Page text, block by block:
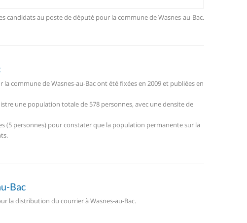
candidats au poste de député pour la commune de Wasnes-au-Bac.
commune de Wasnes-au-Bac ont été fixées en 2009 et publiées en
une population totale de 578 personnes, avec une densite de
(5 personnes) pour constater que la population permanente sur la
Bac
la distribution du courrier à Wasnes-au-Bac.